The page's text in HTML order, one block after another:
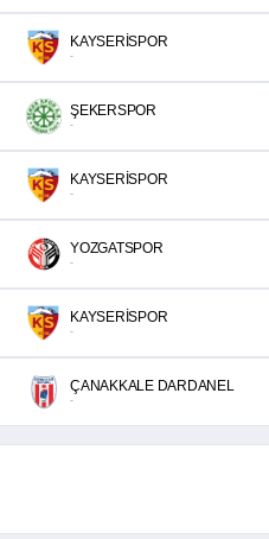
KAYSERİSPOR
-
ŞEKERSPOR
-
KAYSERİSPOR
-
YOZGATSPOR
-
KAYSERİSPOR
-
ÇANAKKALE DARDANEL
-